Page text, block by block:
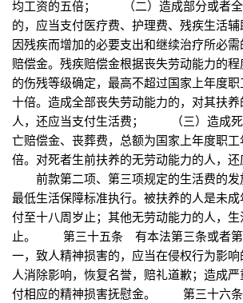
均工资的五倍； （二）造成部分或者全
的，应当支付医疗费、护理费、残疾生活
因残疾而增加的必要支出和继续治疗所必
赔偿金。残疾赔偿金根据丧失劳动能力的
的伤残等级确定，最高不超过国家上年度
十倍。造成全部丧失劳动能力的，对其扶
人，还应当支付生活费； （三）造成死
亡赔偿金、丧葬费，总额为国家上年度职
倍。对死者生前扶养的无劳动能力的人，还
前款第二项、第三项规定的生活费的发
最低生活保障标准执行。被扶养的人是未
付至十八周岁止；其他无劳动能力的人，
止。 第三十五条 有本法第三条或者第
一，致人精神损害的，应当在侵权行为影
人消除影响，恢复名誉，赔礼道歉；造成
付相应的精神损害抚慰金。 第三十六